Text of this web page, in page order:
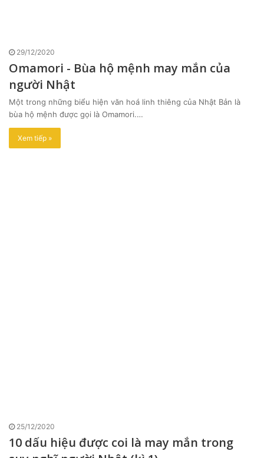
29/12/2020
Omamori - Bùa hộ mệnh may mắn của
người Nhật
Một trong những biểu hiện văn hoá linh thiêng của Nhật Bản là
bùa hộ mệnh được gọi là Omamori.…
Xem tiếp »
25/12/2020
10 dấu hiệu được coi là may mắn trong